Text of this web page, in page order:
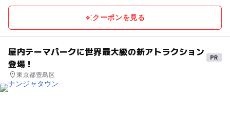
クーポンを見る
屋内テーマパークに世界最大級の新アトラクション
登場！
東京都豊島区